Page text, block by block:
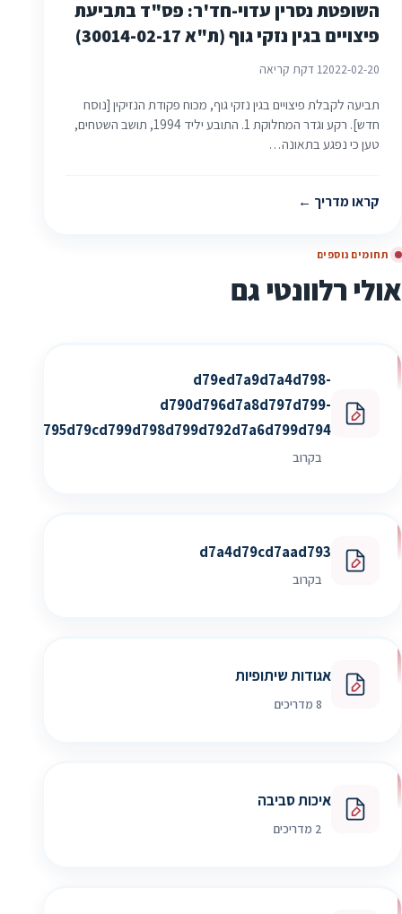
השופטת נסרין עדוי-חד'ר: פס"ד בתביעת
פיצויים בגין נזקי גוף (ת"א 30014-02-17)
2022-02-201 דקת קריאה
תביעה לקבלת פיצויים בגין נזקי גוף, מכוח פקודת הנזיקין [נוסח
חדש]. רקע וגדר המחלוקת 1. התובע יליד 1994, תושב השטחים,
טען כי נפגע בתאונה…
קראו מדריך
תחומים נוספים
אולי רלוונטי גם
d79ed7a9d7a4d798-
d790d796d7a8d797d799-
d795d79cd799d798d799d792d7a6d799d794
בקרוב
d7a4d79cd7aad793
בקרוב
אגודות שיתופיות
8 מדריכים
איכות סביבה
2 מדריכים